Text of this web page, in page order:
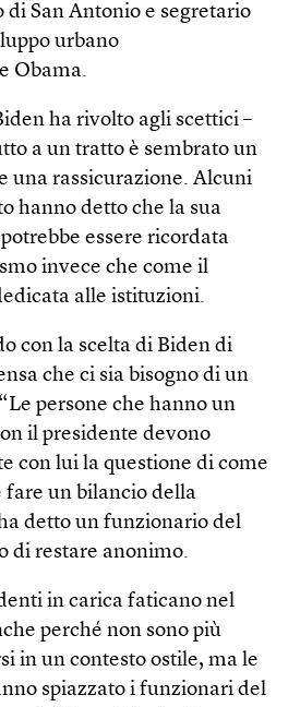
di San Antonio e segretario
urbano
Obama.
ha rivolto agli scettici –
a un tratto è sembrato un
una rassicurazione. Alcuni
hanno detto che la sua
essere ricordata
invece che come il
alle istituzioni.
con la scelta di Biden di
che ci sia bisogno di un
persone che hanno un
il presidente devono
con lui la questione di come
fare un bilancio della
detto un funzionario del
di restare anonimo.
in carica faticano nel
perché non sono più
in un contesto ostile, ma le
spiazzato i funzionari del